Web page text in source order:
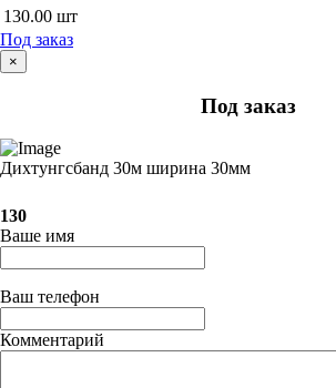
130.00 шт
Под заказ
×
Под заказ
Дихтунгсбанд 30м ширина 30мм
130
Ваше имя
Ваш телефон
Комментарий